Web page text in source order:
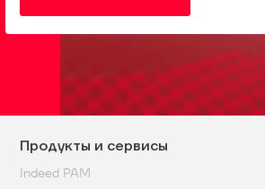
Продукты и сервисы
Indeed PAM